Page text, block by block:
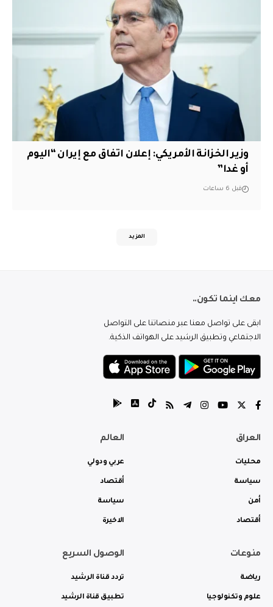
وزير الخزانة الأمريكي: إعلان اتفاق مع إيران “اليوم
أو غدا”
قبل 6 ساعات
المزيد
معك اينما تكون..
ابقى على تواصل معنا عبر منصاتنا على التواصل
الاجتماعي وتطبيق الرشيد على الهواتف الذكية.
العراق
محليات
سياسة
أمن
أقتصاد
العالم
عربي ودولي
أقتصاد
سياسة
الاخيرة
منوعات
رياضة
علوم وتكنولوجيا
الوصول السريع
تردد قناة الرشيد
تطبيق قناة الرشيد